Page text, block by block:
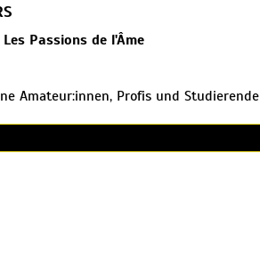
Passions de l'Âme
Amateur:innen, Profis und Studierende
während einer Woche im
Performance (HIP)
bekannt gegeben.